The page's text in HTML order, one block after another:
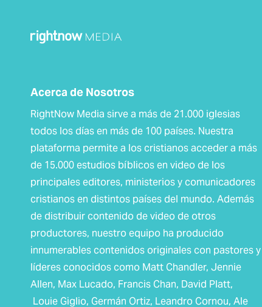
Acerca de Nosotros
RightNow Media sirve a más de 21.000 iglesias
todos los días en más de 100 países. Nuestra
plataforma permite a los cristianos acceder a más
de 15.000 estudios bíblicos ​​en video de los
principales editores, ministerios y comunicadores
cristianos en distintos países del mundo. Además
de distribuir contenido de video de otros
productores, nuestro equipo ha producido
innumerables contenidos originales con pastores y
líderes conocidos como Matt Chandler, Jennie
Allen, Max Lucado, Francis Chan, David Platt,
Louie Giglio, Germán Ortiz, Leandro Cornou, Ale